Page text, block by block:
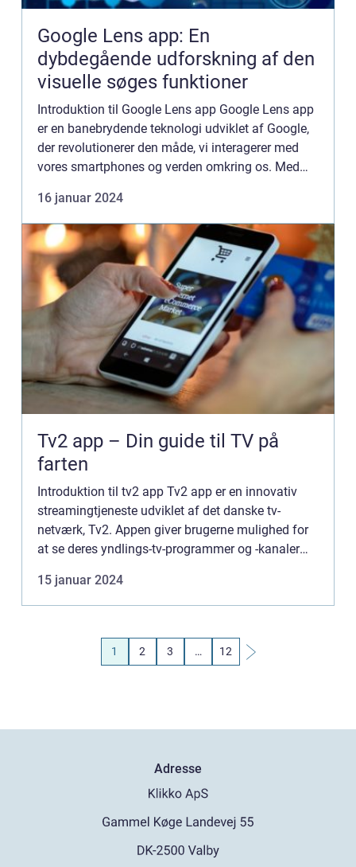
Google Lens app: En
dybdegående udforskning af den
visuelle søges funktioner
Introduktion til Google Lens app Google Lens app
er en banebrydende teknologi udviklet af Google,
der revolutionerer den måde, vi interagerer med
vores smartphones og verden omkring os. Med
Google Lens...
16 januar 2024
Tv2 app – Din guide til TV på
farten
Introduktion til tv2 app Tv2 app er en innovativ
streamingtjeneste udviklet af det danske tv-
netværk, Tv2. Appen giver brugerne mulighed for
at se deres yndlings-tv-programmer og -kanaler
smartphone ell...
15 januar 2024
1 2 3 … 12
Adresse